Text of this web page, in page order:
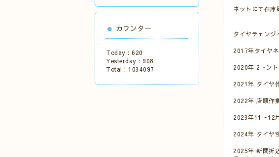
ネットにて在庫
タイヤチェン
2017年タイヤ
2020年 2トン
2021年 タイヤ
2022年 店頭作
2023年11～12
2024年 タイヤ
2025年 新聞折
カウンター
Today : 620
Yesterday : 908
Total : 1034097